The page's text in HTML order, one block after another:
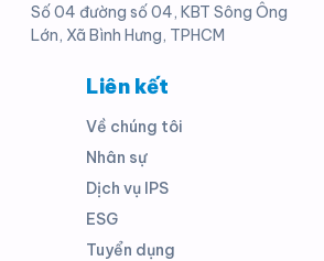
Số 04 đường số 04, KBT Sông Ông
Lớn, Xã Bình Hưng, TPHCM
Liên kết
Về chúng tôi
Nhân sự
Dịch vụ IPS
ESG
Tuyển dụng